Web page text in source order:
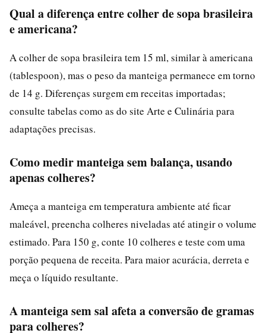
Qual a diferença entre colher de sopa brasileira
e americana?
A colher de sopa brasileira tem 15 ml, similar à americana
(tablespoon), mas o peso da manteiga permanece em torno
de 14 g. Diferenças surgem em receitas importadas;
consulte tabelas como as do site Arte e Culinária para
adaptações precisas.
Como medir manteiga sem balança, usando
apenas colheres?
Ameça a manteiga em temperatura ambiente até ficar
maleável, preencha colheres niveladas até atingir o volume
estimado. Para 150 g, conte 10 colheres e teste com uma
porção pequena de receita. Para maior acurácia, derreta e
meça o líquido resultante.
A manteiga sem sal afeta a conversão de gramas
para colheres?